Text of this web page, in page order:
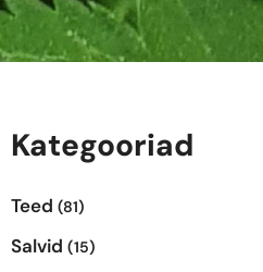
Kategooriad
Teed (81)
Salvid (15)